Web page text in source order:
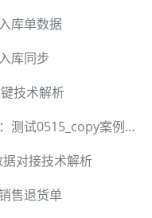
库单数据
库同步
技术解析
金蝶云星空数据集成解决方案分享：测试0515_copy案例解析
对接技术解析
售退货单